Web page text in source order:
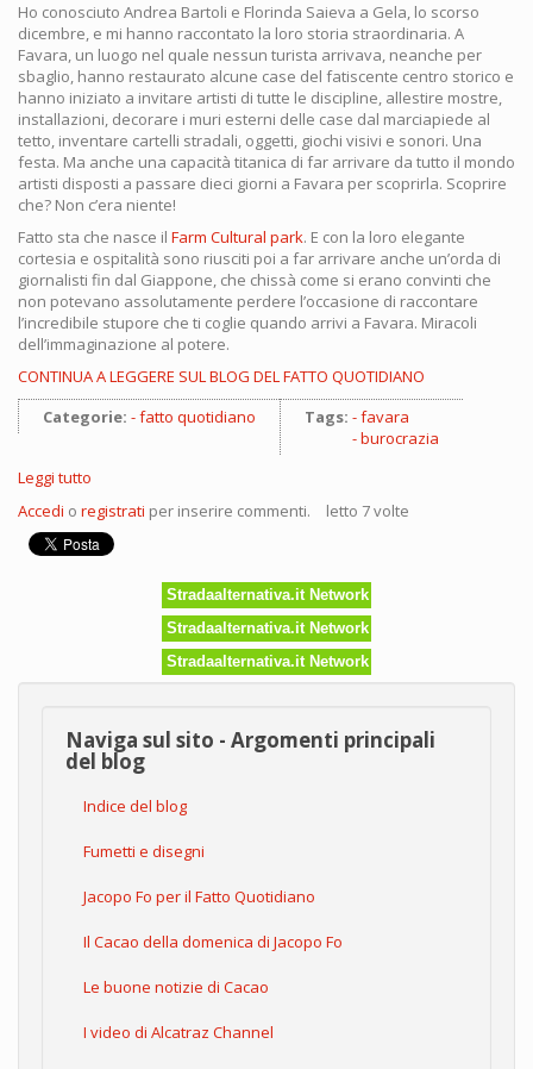
Ho conosciuto Andrea Bartoli e Florinda Saieva a Gela, lo scorso
dicembre, e mi hanno raccontato la loro storia straordinaria. A
Favara, un luogo nel quale nessun turista arrivava, neanche per
sbaglio, hanno restaurato alcune case del fatiscente centro storico e
hanno iniziato a invitare artisti di tutte le discipline, allestire mostre,
installazioni, decorare i muri esterni delle case dal marciapiede al
tetto, inventare cartelli stradali, oggetti, giochi visivi e sonori. Una
festa. Ma anche una capacità titanica di far arrivare da tutto il mondo
artisti disposti a passare dieci giorni a Favara per scoprirla. Scoprire
che? Non c’era niente!
Fatto sta che nasce il Farm Cultural park. E con la loro elegante
cortesia e ospitalità sono riusciti poi a far arrivare anche un’orda di
giornalisti fin dal Giappone, che chissà come si erano convinti che
non potevano assolutamente perdere l’occasione di raccontare
l’incredibile stupore che ti coglie quando arrivi a Favara. Miracoli
dell’immaginazione al potere.
CONTINUA A LEGGERE SUL BLOG DEL FATTO QUOTIDIANO
Categorie:
fatto quotidiano Tags:
favara
burocrazia
Leggi tutto
burocrazia
folle:
giù
dall’arte!
Accedi o registrati per inserire commenti. letto 7 volte
Stradaalternativa.it Network
Stradaalternativa.it Network
Stradaalternativa.it Network
Naviga sul sito - Argomenti principali
del blog
Indice del blog
Fumetti e disegni
Jacopo Fo per il Fatto Quotidiano
Il Cacao della domenica di Jacopo Fo
Le buone notizie di Cacao
I video di Alcatraz Channel